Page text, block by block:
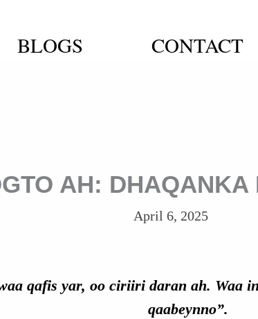
BLOGS CONTACT
AH: DHAQANKA
April 6, 2025
qafis yar, oo ciriiri daran ah. Waa
qaabeynno”.